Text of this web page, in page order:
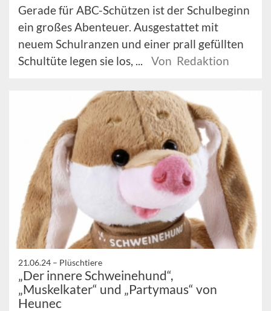
Gerade für ABC-Schützen ist der Schulbeginn
ein großes Abenteuer. Ausgestattet mit
neuem Schulranzen und einer prall gefüllten
Schultüte legen sie los, ...
Von Redaktion
21.06.24 – Plüschtiere
„Der innere Schweinehund“,
„Muskelkater“ und „Partymaus“ von
Heunec